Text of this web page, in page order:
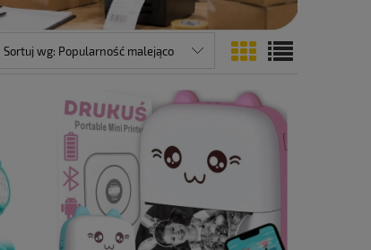
Sortuj wg: Popularność malejąco